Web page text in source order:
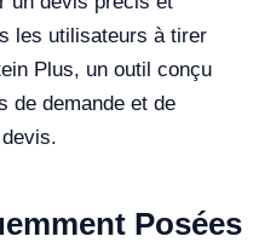
les utilisateurs à tirer
Plus, un outil conçu
de demande et de
Posées